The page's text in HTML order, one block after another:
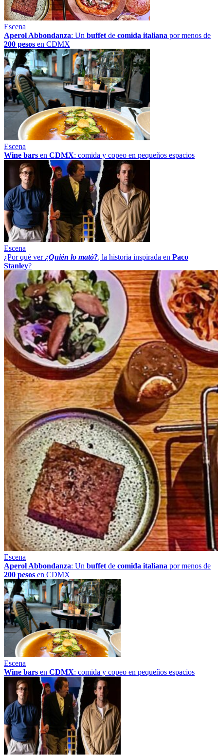
Escena
Aperol Abbondanza: Un buffetde comida italiana por menos de
200 pesos en CDMX
Escena
Wine bars en CDMX: comida y copeo en pequeños espacios
Escena
¿Por qué ver¿Quién lo mató?, la historia inspirada en Paco
Stanley?
Escena
Aperol Abbondanza: Un buffetde comida italiana por menos de
200 pesos en CDMX
Escena
Wine bars en CDMX: comida y copeo en pequeños espacios